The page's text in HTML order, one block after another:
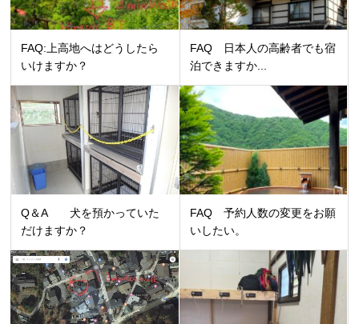
FAQ:上高地へはどうしたら
いけますか？
FAQ 日本人の高齢者でも宿
泊できますか...
Q＆A 犬を預かっていた
だけますか？
FAQ 予約人数の変更をお願
いしたい。